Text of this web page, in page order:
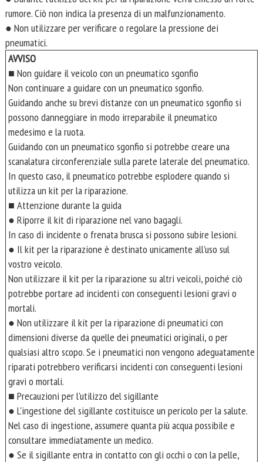
rumore. Ciò non indica la presenza di un malfunzionamento.
● Non utilizzare per verificare o regolare la pressione dei
pneumatici.
AVVISO
■ Non guidare il veicolo con un pneumatico sgonfio
Non continuare a guidare con un pneumatico sgonfio.
Guidando anche su brevi distanze con un pneumatico sgonfio si
possono danneggiare in modo irreparabile il pneumatico
medesimo e la ruota.
Guidando con un pneumatico sgonfio si potrebbe creare una
scanalatura circonferenziale sulla parete laterale del pneumatico.
In questo caso, il pneumatico potrebbe esplodere quando si
utilizza un kit per la riparazione.
■ Attenzione durante la guida
● Riporre il kit di riparazione nel vano bagagli.
In caso di incidente o frenata brusca si possono subire lesioni.
● Il kit per la riparazione è destinato unicamente all'uso sul
vostro veicolo.
Non utilizzare il kit per la riparazione su altri veicoli, poiché ciò
potrebbe portare ad incidenti con conseguenti lesioni gravi o
mortali.
● Non utilizzare il kit per la riparazione di pneumatici con
dimensioni diverse da quelle dei pneumatici originali, o per
qualsiasi altro scopo. Se i pneumatici non vengono adeguatamente
riparati potrebbero verificarsi incidenti con conseguenti lesioni
gravi o mortali.
■ Precauzioni per l'utilizzo del sigillante
● L'ingestione del sigillante costituisce un pericolo per la salute.
Nel caso di ingestione, assumere quanta più acqua possibile e
consultare immediatamente un medico.
● Se il sigillante entra in contatto con gli occhi o con la pelle,